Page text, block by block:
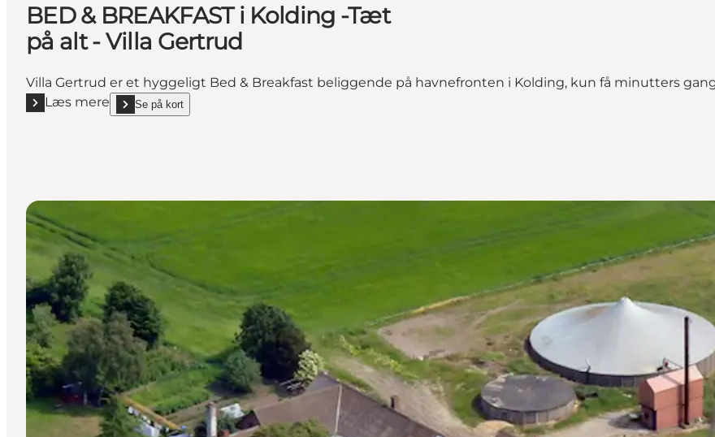
BED & BREAKFAST i Kolding -Tæt
på alt - Villa Gertrud
Villa Gertrud er et hyggeligt Bed & Breakfast beliggende på havnefronten i Kolding, kun få minutters
Læs mere
Læs mere "BED & BREAKFAST i Kolding -Tæt på alt - Villa Gertrud"
Se på kort
show BED & BREAKFAST i Kolding -Tæt på alt - Villa Gertrud on_map